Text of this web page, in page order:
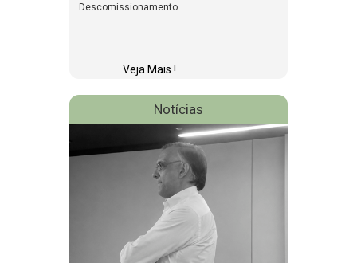
Descomissionamento...
Veja Mais !
Notícias